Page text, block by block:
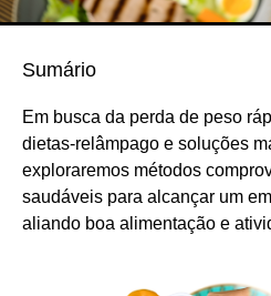
Sumário
Em busca da perda de peso
dietas-relâmpago e soluções
exploraremos métodos
saudáveis para alcançar um
aliando boa alimentação e